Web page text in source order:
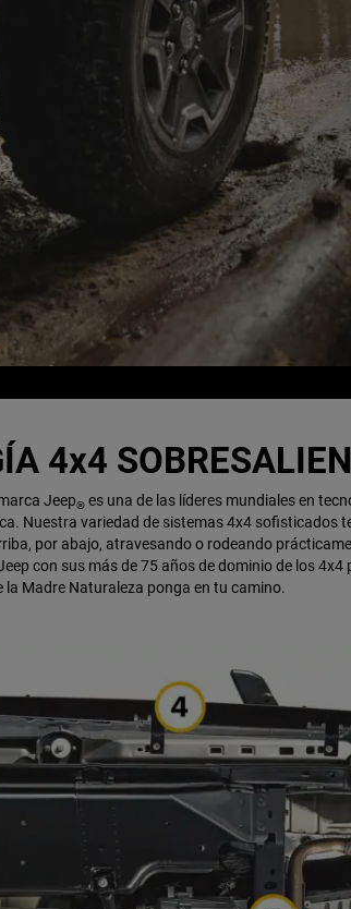
4x4
Jeep® es una de las líderes mundiales en
Nuestra variedad de sistemas 4x4 sofisticados
por abajo, atravesando o rodeando
con sus más de 75 años de dominio de los
la Madre Naturaleza ponga en tu camino.